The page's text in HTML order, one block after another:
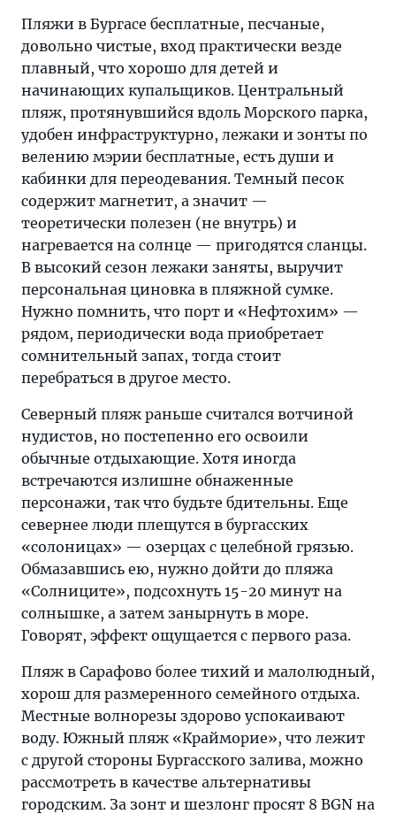
Пляжи в Бургасе бесплатные, песчаные,
довольно чистые, вход практически везде
плавный, что хорошо для детей и
начинающих купальщиков. Центральный
пляж, протянувшийся вдоль Морского парка,
удобен инфраструктурно, лежаки и зонты по
велению мэрии бесплатные, есть души и
кабинки для переодевания. Темный песок
содержит магнетит, а значит —
теоретически полезен (не внутрь) и
нагревается на солнце — пригодятся сланцы.
В высокий сезон лежаки заняты, выручит
персональная циновка в пляжной сумке.
Нужно помнить, что порт и «Нефтохим» —
рядом, периодически вода приобретает
сомнительный запах, тогда стоит
перебраться в другое место.
Северный пляж раньше считался вотчиной
нудистов, но постепенно его освоили
обычные отдыхающие. Хотя иногда
встречаются излишне обнаженные
персонажи, так что будьте бдительны. Еще
севернее люди плещутся в бургасских
«солоницах» — озерцах с целебной грязью.
Обмазавшись ею, нужно дойти до пляжа
«Солниците», подсохнуть 15-20 минут на
солнышке, а затем занырнуть в море.
Говорят, эффект ощущается с первого раза.
Пляж в Сарафово более тихий и малолюдный,
хорош для размеренного семейного отдыха.
Местные волнорезы здорово успокаивают
воду. Южный пляж «Крайморие», что лежит
с другой стороны Бургасского залива, можно
рассмотреть в качестве альтернативы
городским. За зонт и шезлонг просят 8 BGN на